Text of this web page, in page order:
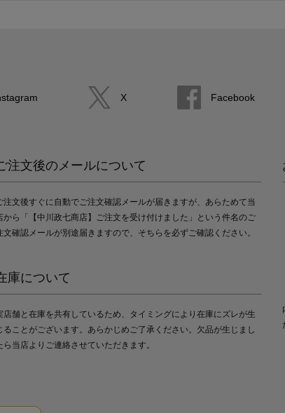
X Facebook
注文後のメールについて
注文後すぐに自動でご注文確認メールが届きますが、あらためて当
から「【中川政七商店】ご注文を受け付けました」という件名のご
文確認メールが別途届きますので、そちらを必ずご確認ください。
庫について
店舗と在庫を共有しているため、タイミングにより在庫にズレが生
ることがございます。あらかじめご了承ください。欠品が生じまし
ら当店よりご連絡させていただきます。